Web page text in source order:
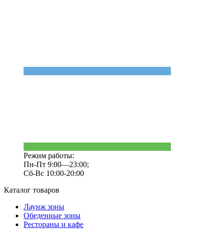
Режим работы:
Пн-Пт 9:00—23:00;
Сб-Вс 10:00-20:00
Каталог товаров
Лаунж зоны
Обеденные зоны
Рестораны и кафе